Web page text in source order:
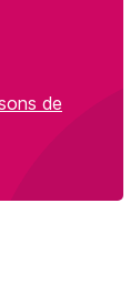
de